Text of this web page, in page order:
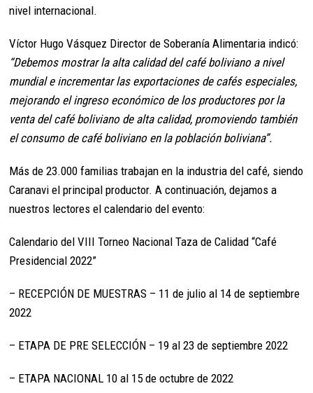
nivel internacional.
Víctor Hugo Vásquez Director de Soberanía Alimentaria indicó:
“Debemos mostrar la alta calidad del café boliviano a nivel
mundial e incrementar las exportaciones de cafés especiales,
mejorando el ingreso económico de los productores por la
venta del café boliviano de alta calidad, promoviendo también
el consumo de café boliviano en la población boliviana”.
Más de 23.000 familias trabajan en la industria del café, siendo
Caranavi el principal productor. A continuación, dejamos a
nuestros lectores el calendario del evento:
Calendario del VIII Torneo Nacional Taza de Calidad “Café
Presidencial 2022”
– RECEPCIÓN DE MUESTRAS – 11 de julio al 14 de septiembre
2022
– ETAPA DE PRE SELECCIÓN – 19 al 23 de septiembre 2022
– ETAPA NACIONAL 10 al 15 de octubre de 2022